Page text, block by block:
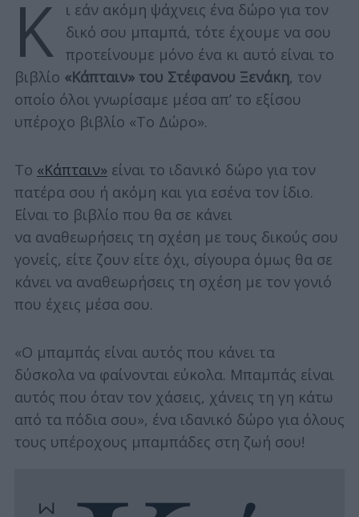
Κ
ι εάν ακόμη ψάχνεις ένα δώρο για τον
δικό σου μπαμπά, τότε έχουμε να σου
προτείνουμε μόνο ένα κι αυτό είναι το
βιβλίο «Κάπταιν» του Στέφανου Ξενάκη, τον
οποίο όλοι γνωρίσαμε μέσα απ’ το εξίσου
υπέροχο βιβλίο «Το Δώρο».
Το «Κάπταιν» είναι το ιδανικό δώρο για τον
πατέρα σου ή ακόμη και για εσένα τον ίδιο.
Είναι το βιβλίο που θα σε κάνει
να αναθεωρήσεις τη σχέση με τους δικούς σου
γονείς, είτε ζουν είτε όχι, σίγουρα όμως θα σε
κάνει να αναθεωρήσεις τη σχέση με τον γονιό
που έχεις μέσα σου.
«Ο μπαμπάς είναι αυτός που κάνει τα
δύσκολα να φαίνονται εύκολα. Μπαμπάς είναι
αυτός που όταν τον χάσεις, χάνεις τη γη κάτω
από τα πόδια σου», ένα ιδανικό δώρο για όλους
τους υπέροχους μπαμπάδες στη ζωή σου!